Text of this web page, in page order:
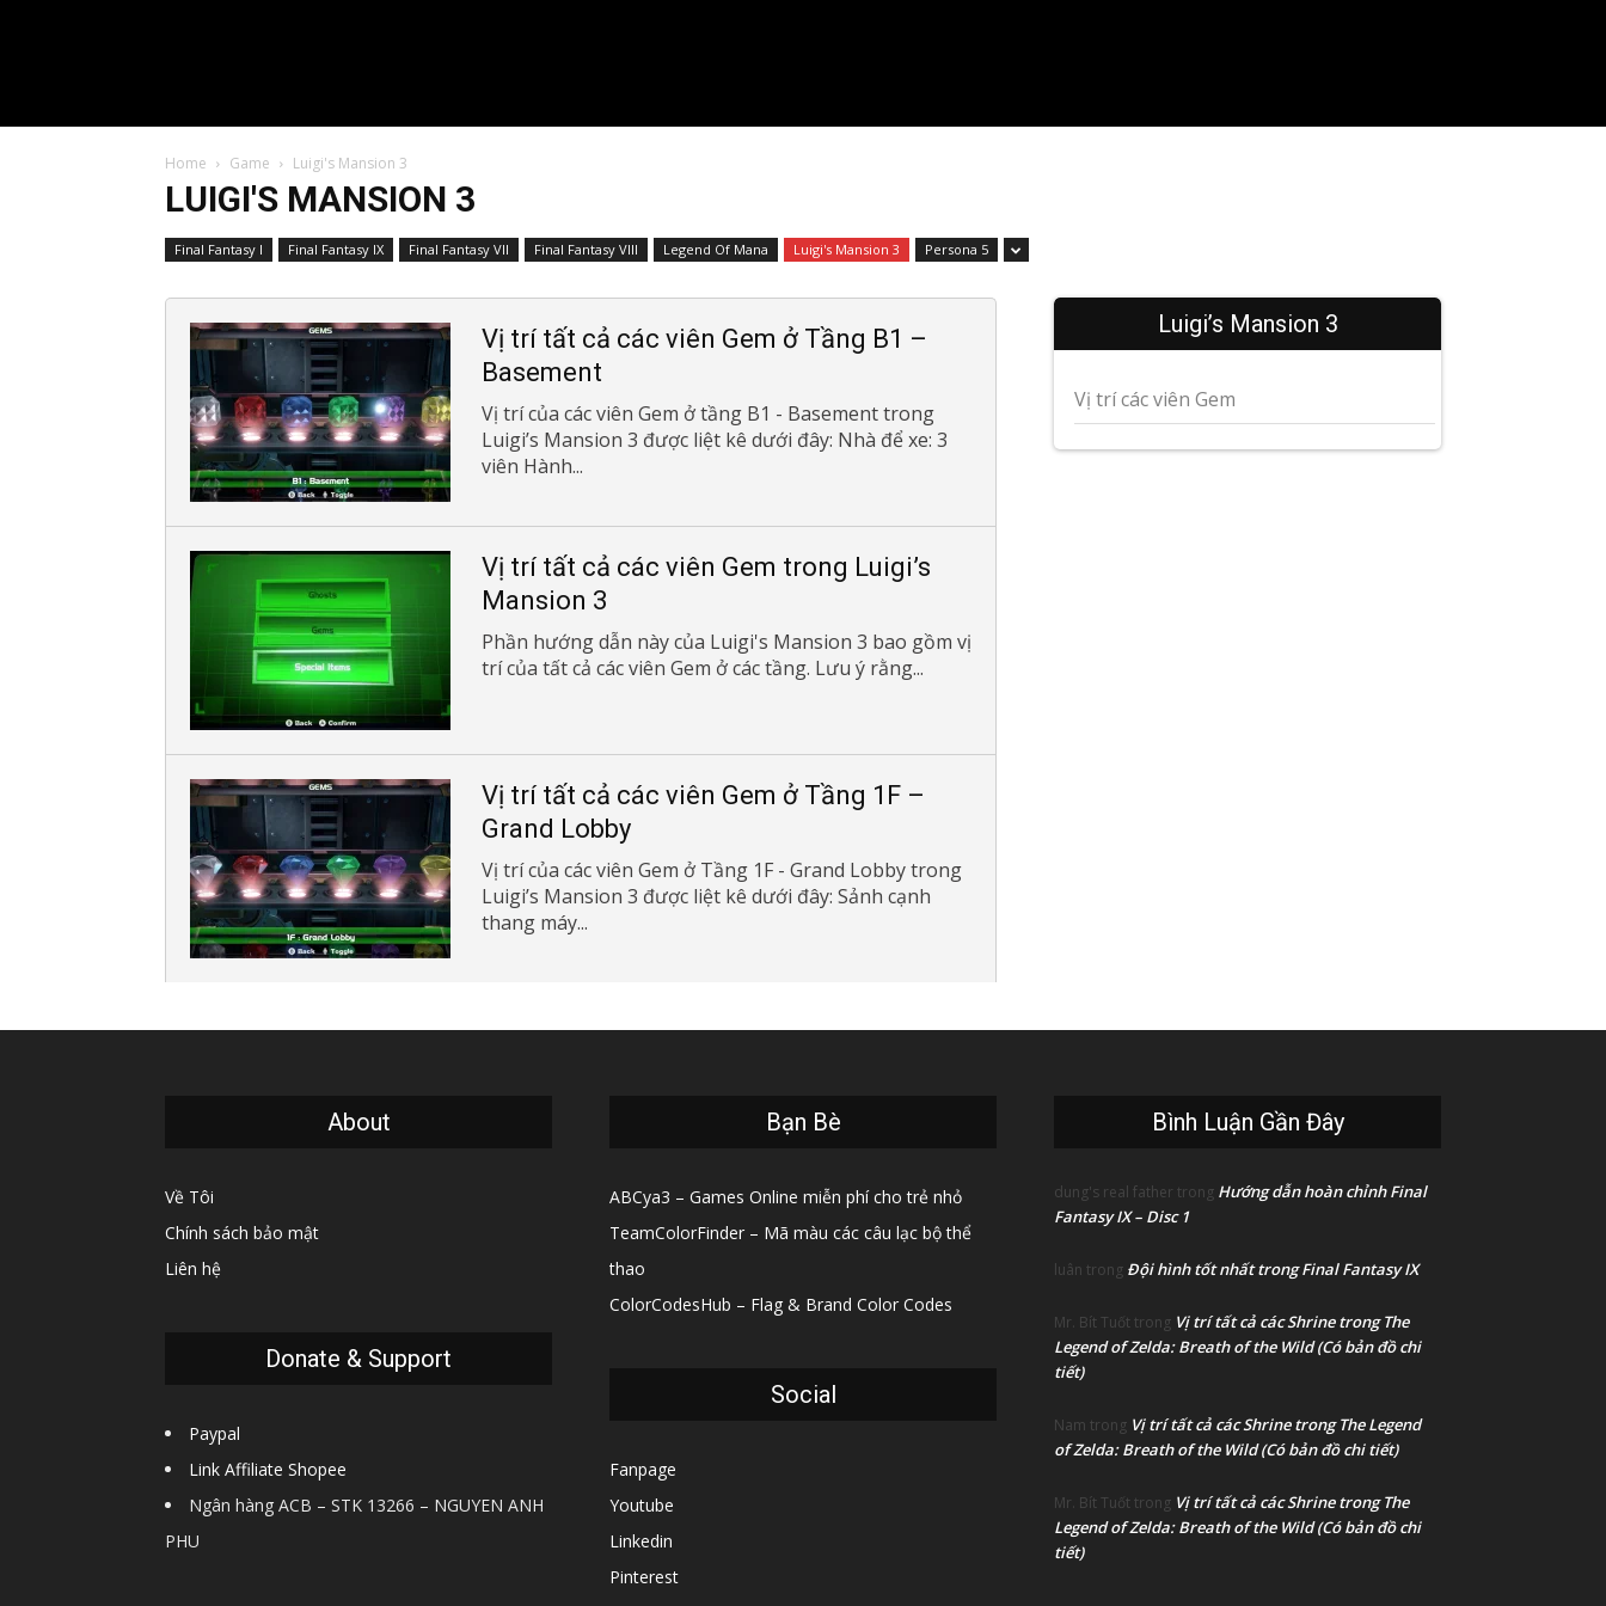
Home Game Luigi's Mansion 3
LUIGI'S MANSION 3
Final Fantasy I Final Fantasy IX Final Fantasy VII Final Fantasy VIII Legend Of Mana Luigi's Mansion 3 Persona 5
Vị trí tất cả các viên Gem ở Tầng B1 –
Basement
Vị trí của các viên Gem ở tầng B1 - Basement trong
Luigi’s Mansion 3 được liệt kê dưới đây: Nhà để xe: 3
viên Hành...
Vị trí tất cả các viên Gem trong Luigi’s
Mansion 3
Phần hướng dẫn này của Luigi's Mansion 3 bao gồm vị
trí của tất cả các viên Gem ở các tầng. Lưu ý rằng...
Vị trí tất cả các viên Gem ở Tầng 1F –
Grand Lobby
Vị trí của các viên Gem ở Tầng 1F - Grand Lobby trong
Luigi’s Mansion 3 được liệt kê dưới đây: Sảnh cạnh
thang máy...
Luigi’s Mansion 3
Vị trí các viên Gem
About
Về Tôi
Chính sách bảo mật
Liên hệ
Donate & Support
Paypal
Link Affiliate Shopee
Ngân hàng ACB – STK 13266 – NGUYEN ANH
PHU
Bạn Bè
ABCya3 – Games Online miễn phí cho trẻ nhỏ
TeamColorFinder – Mã màu các câu lạc bộ thể
thao
ColorCodesHub – Flag & Brand Color Codes
Social
Fanpage
Youtube
Linkedin
Pinterest
Bình Luận Gần Đây
dung's real father trong Hướng dẫn hoàn chỉnh Final
Fantasy IX – Disc 1
luân trong Đội hình tốt nhất trong Final Fantasy IX
Mr. Bít Tuốt trong Vị trí tất cả các Shrine trong The
Legend of Zelda: Breath of the Wild (Có bản đồ chi
tiết)
Nam trong Vị trí tất cả các Shrine trong The Legend
of Zelda: Breath of the Wild (Có bản đồ chi tiết)
Mr. Bít Tuốt trong Vị trí tất cả các Shrine trong The
Legend of Zelda: Breath of the Wild (Có bản đồ chi
tiết)